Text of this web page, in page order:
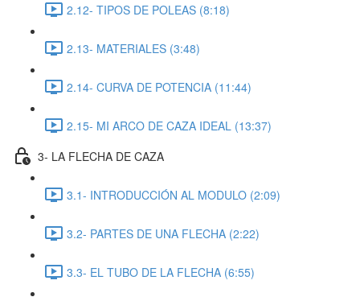
2.12- TIPOS DE POLEAS (8:18)
2.13- MATERIALES (3:48)
2.14- CURVA DE POTENCIA (11:44)
2.15- MI ARCO DE CAZA IDEAL (13:37)
3- LA FLECHA DE CAZA
3.1- INTRODUCCIÓN AL MODULO (2:09)
3.2- PARTES DE UNA FLECHA (2:22)
3.3- EL TUBO DE LA FLECHA (6:55)